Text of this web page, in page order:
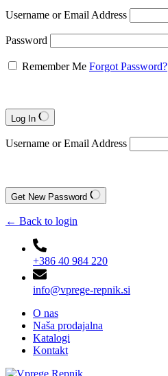
Username or Email Address
Password
Remember Me Forgot Password?
Log In
Username or Email Address
Get New Password
← Back to login
+386 40 984 220
info@vprege-repnik.si
O nas
Naša prodajalna
Katalogi
Kontakt